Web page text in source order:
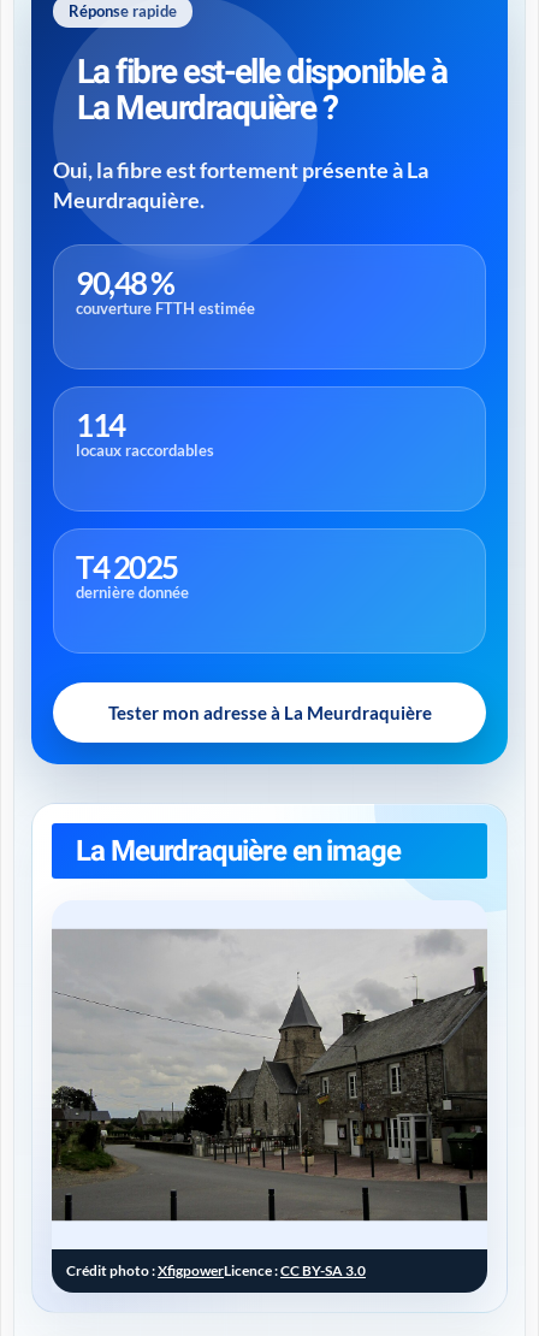
Réponse rapide
La fibre est-elle disponible à
La Meurdraquière ?
Oui, la fibre est fortement présente à La
Meurdraquière.
90,48 %
couverture FTTH estimée
114
locaux raccordables
T4 2025
dernière donnée
Tester mon adresse à La Meurdraquière
La Meurdraquière en image
Crédit photo :XfigpowerLicence :CC BY-SA 3.0